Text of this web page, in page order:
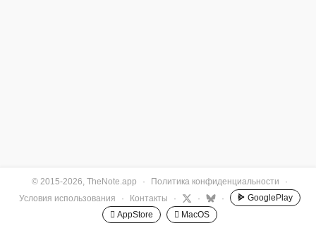
© 2015-2026, TheNote.app · Политика конфиденциальности
·
Условия использования
· Контакты · · ·
GooglePlay
 AppStore
 MacOS